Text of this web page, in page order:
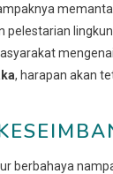
pelestarian
, harapan akan
berbahaya